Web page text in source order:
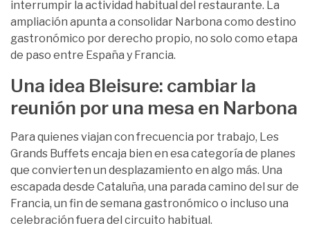
interrumpir la actividad habitual del restaurante. La
ampliación apunta a consolidar Narbona como destino
gastronómico por derecho propio, no solo como etapa
de paso entre España y Francia.
Una idea Bleisure: cambiar la
reunión por una mesa en Narbona
Para quienes viajan con frecuencia por trabajo, Les
Grands Buffets encaja bien en esa categoría de planes
que convierten un desplazamiento en algo más. Una
escapada desde Cataluña, una parada camino del sur de
Francia, un fin de semana gastronómico o incluso una
celebración fuera del circuito habitual.